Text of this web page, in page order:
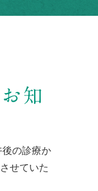
知
の診療か
せていた